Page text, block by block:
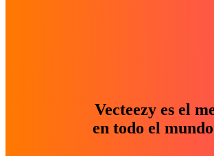
Vecteezy es el
en todo el